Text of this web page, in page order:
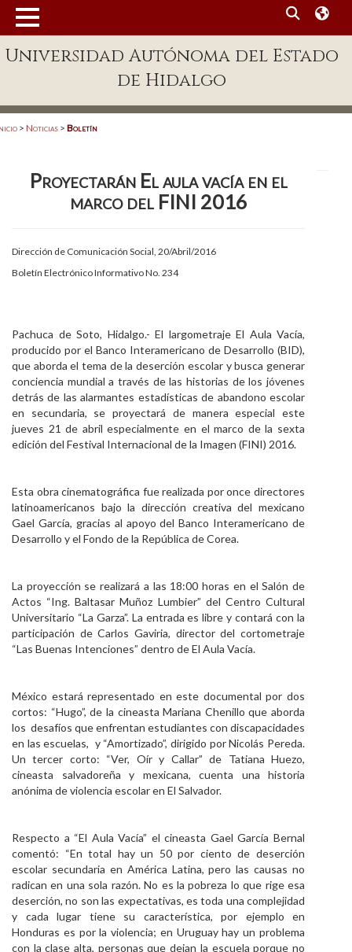
Enlaces
Patronato
Publicaciones en línea
Acreditación Internacional
Aspirantes
Personal
Alumni
Visitantes
Universidad Autónoma del Estado
de Hidalgo
> Noticias > Boletín
Proyectarán El aula vacía en el
marco del FINI 2016
Dirección de Comunicación Social, 20/Abril/2016
Boletín Electrónico Informativo No. 234
Pachuca de Soto, Hidalgo.- El largometraje El Aula Vacía,
producido por el Banco Interamericano de Desarrollo (BID),
que aborda el tema de la deserción escolar y busca generar
conciencia mundial a través de las historias de los jóvenes
detrás de las alarmantes estadísticas de abandono escolar
en secundaria, se proyectará de manera especial este
jueves 21 de abril especialmente en el marco de la sexta
edición del Festival Internacional de la Imagen (FINI) 2016.
Esta obra cinematográfica fue realizada por once directores
latinoamericanos bajo la dirección creativa del mexicano
Gael García, gracias al apoyo del Banco Interamericano de
Desarrollo y el Fondo de la República de Corea.
La proyección se realizará a las 18:00 horas en el Salón de
Actos “Ing. Baltasar Muñoz Lumbier” del Centro Cultural
Universitario “La Garza”. La entrada es libre y contará con la
participación de Carlos Gaviria, director del cortometraje
“Las Buenas Intenciones” dentro de El Aula Vacía.
México estará representado en este documental por dos
cortos: “Hugo”, de la cineasta Mariana Chenillo que aborda
los desafíos que enfrentan estudiantes con discapacidades
en las escuelas, y “Amortizado”, dirigido por Nicolás Pereda.
Un tercer corto: “Ver, Oír y Callar” de Tatiana Huezo,
cineasta salvadoreña y mexicana, cuenta una historia
anónima de violencia escolar en El Salvador.
Respecto a “El Aula Vacía” el cineasta Gael García Bernal
comentó: “En total hay un 50 por ciento de deserción
escolar secundaria en América Latina, pero las causas no
radican en una sola razón. No es la pobreza lo que rige esa
deserción, no son las expectativas, es toda una complejidad
y cada lugar tiene su característica, por ejemplo en
Honduras es por la violencia; en Uruguay hay un problema
con la clase alta, personas que dejan la escuela porque no